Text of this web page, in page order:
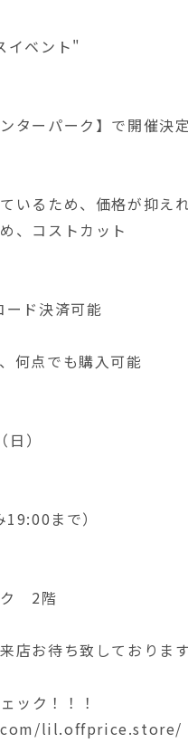
イベント"
ターパーク】で開催決
いるため、価格が抑え
、コストカット
ード決済可能
何点でも購入可能
）
まで）
ク 2階
店お待ち致しております
ック！！！
lil.offprice.store/